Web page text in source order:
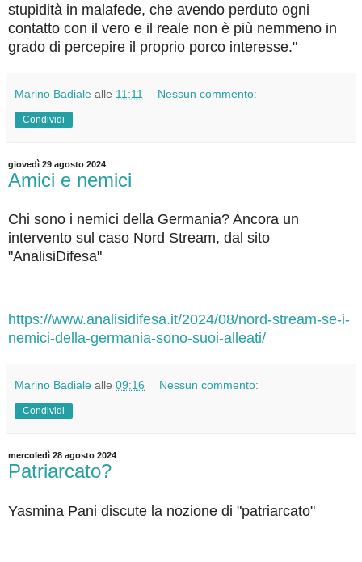
stupidità in malafede, che avendo perduto ogni
contatto con il vero e il reale non è più nemmeno in
grado di percepire il proprio porco interesse."
Marino Badiale alle 11:11 Nessun commento:
Condividi
giovedì 29 agosto 2024
Amici e nemici
Chi sono i nemici della Germania? Ancora un
intervento sul caso Nord Stream, dal sito
"AnalisiDifesa"
https://www.analisidifesa.it/2024/08/nord-stream-se-i-
nemici-della-germania-sono-suoi-alleati/
Marino Badiale alle 09:16 Nessun commento:
Condividi
mercoledì 28 agosto 2024
Patriarcato?
Yasmina Pani discute la nozione di "patriarcato"